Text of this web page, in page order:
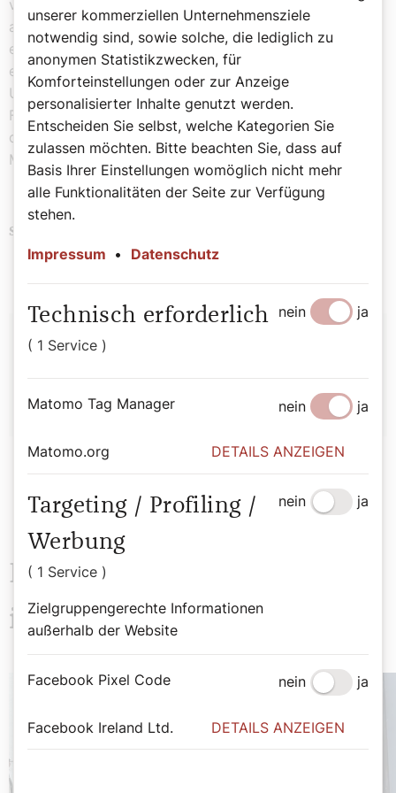
vielleicht nicht beenden, vielleicht nicht einmal
abkürzen. Und es löst nicht die Bedenken auf, dass mit
einem bloßen Schweigen der Waffen noch kein Frieden
einkehrt. Aber die fundamentale Bosheit der
Unfriedlichen und der unermessliche Segen der
Friedlichen ist etwas, das jedes Herz wissen – und dass
daher auch gesagt werden muss, für die Zukunft der
Menschheit.
Schlagwörter
Autor:
Das könnte Sie auch
interessieren
unserer kommerziellen Unternehmensziele
notwendig sind, sowie solche, die lediglich zu
anonymen Statistikzwecken, für
Komforteinstellungen oder zur Anzeige
personalisierter Inhalte genutzt werden.
Entscheiden Sie selbst, welche Kategorien Sie
zulassen möchten. Bitte beachten Sie, dass auf
Basis Ihrer Einstellungen womöglich nicht mehr
alle Funktionalitäten der Seite zur Verfügung
stehen.
Impressum • Datenschutz
Technisch erforderlich
( 1 Service )
nein ja
Matomo Tag Manager nein ja
Matomo.org DETAILS ANZEIGEN
Targeting / Profiling /
Werbung
( 1 Service )
Zielgruppengerechte Informationen
außerhalb der Website
nein ja
Facebook Pixel Code nein ja
Facebook Ireland Ltd. DETAILS ANZEIGEN